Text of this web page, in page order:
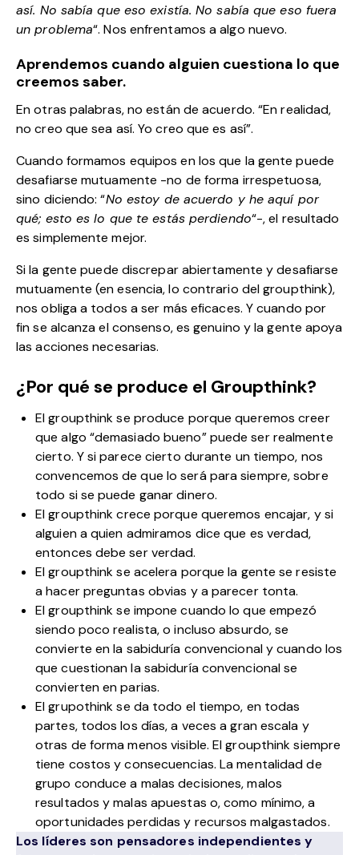
así. No sabía que eso existía. No sabía que eso fuera
un problema“. Nos enfrentamos a algo nuevo.
Aprendemos cuando alguien cuestiona lo que
creemos saber.
En otras palabras, no están de acuerdo. “En realidad,
no creo que sea así. Yo creo que es así”.
Cuando formamos equipos en los que la gente puede
desafiarse mutuamente -no de forma irrespetuosa,
sino diciendo: “No estoy de acuerdo y he aquí por
qué; esto es lo que te estás perdiendo“-, el resultado
es simplemente mejor.
Si la gente puede discrepar abiertamente y desafiarse
mutuamente (en esencia, lo contrario del groupthink),
nos obliga a todos a ser más eficaces. Y cuando por
fin se alcanza el consenso, es genuino y la gente apoya
las acciones necesarias.
¿Por qué se produce el Groupthink?
El groupthink se produce porque queremos creer
que algo “demasiado bueno” puede ser realmente
cierto. Y si parece cierto durante un tiempo, nos
convencemos de que lo será para siempre, sobre
todo si se puede ganar dinero.
El groupthink crece porque queremos encajar, y si
alguien a quien admiramos dice que es verdad,
entonces debe ser verdad.
El groupthink se acelera porque la gente se resiste
a hacer preguntas obvias y a parecer tonta.
El groupthink se impone cuando lo que empezó
siendo poco realista, o incluso absurdo, se
convierte en la sabiduría convencional y cuando los
que cuestionan la sabiduría convencional se
convierten en parias.
El grupothink se da todo el tiempo, en todas
partes, todos los días, a veces a gran escala y
otras de forma menos visible. El groupthink siempre
tiene costos y consecuencias. La mentalidad de
grupo conduce a malas decisiones, malos
resultados y malas apuestas o, como mínimo, a
oportunidades perdidas y recursos malgastados.
Los líderes son pensadores independientes y